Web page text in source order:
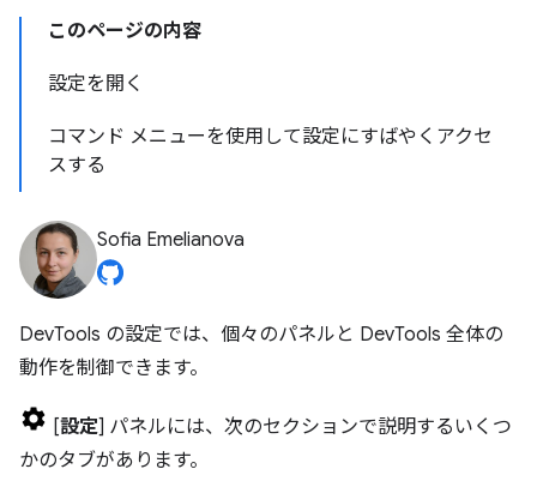
このページの内容
設定を開く
コマンド メニューを使用して設定にすばやくアクセ
スする
Sofia Emelianova
DevTools の設定では、個々のパネルと DevTools 全体の
動作を制御できます。
[設定] パネルには、次のセクションで説明するいくつ
かのタブがあります。